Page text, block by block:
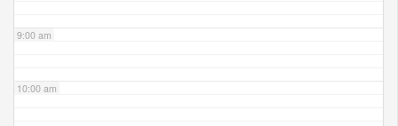
9:00 am
10:00 am